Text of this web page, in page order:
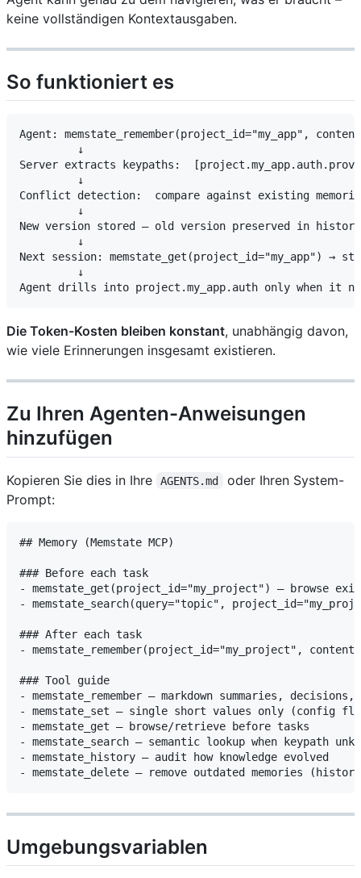
keine vollständigen Kontextausgaben.
So funktioniert es
Agent: memstate_remember(project_id="my_app",
         ↓
Server extracts keypaths:
         ↓
Conflict detection:  compare against existing
         ↓
New version stored — old version preserved in
         ↓
Next session: memstate_get(project_id="my_app") →
         ↓
Die Token-Kosten bleiben konstant, unabhängig davon,
wie viele Erinnerungen insgesamt existieren.
Zu Ihren Agenten-Anweisungen
hinzufügen
Kopieren Sie dies in Ihre AGENTS.md
oder Ihren System-
Prompt:
## Memory (Memstate MCP)
### Before each task
- memstate_get(project_id="my_project") — browse
- memstate_search(query="topic",
### After each task
- memstate_remember(project_id="my_project",
### Tool guide
- memstate_remember — markdown summaries,
- memstate_set — single short values only (config
- memstate_get — browse/retrieve before tasks
- memstate_search — semantic lookup when keypath
- memstate_history — audit how knowledge evolved
Umgebungsvariablen